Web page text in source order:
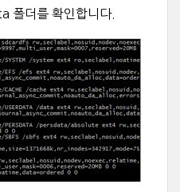
폴더를 확인합니다.